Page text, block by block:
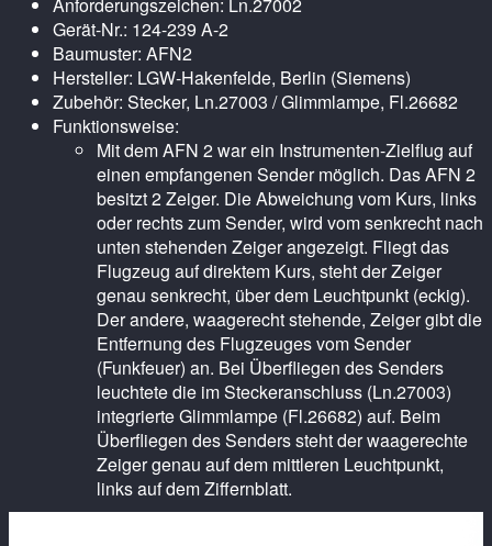
Anforderungszeichen: Ln.27002
Gerät-Nr.: 124-239 A-2
Baumuster: AFN2
Hersteller: LGW-Hakenfelde, Berlin (Siemens)
Zubehör: Stecker, Ln.27003 / Glimmlampe, Fl.26682
Funktionsweise:
Mit dem AFN 2 war ein Instrumenten-Zielflug auf
einen empfangenen Sender möglich. Das AFN 2
besitzt 2 Zeiger. Die Abweichung vom Kurs, links
oder rechts zum Sender, wird vom senkrecht nach
unten stehenden Zeiger angezeigt. Fliegt das
Flugzeug auf direktem Kurs, steht der Zeiger
genau senkrecht, über dem Leuchtpunkt (eckig).
Der andere, waagerecht stehende, Zeiger gibt die
Entfernung des Flugzeuges vom Sender
(Funkfeuer) an. Bei Überfliegen des Senders
leuchtete die im Steckeranschluss (Ln.27003)
integrierte Glimmlampe (Fl.26682) auf. Beim
Überfliegen des Senders steht der waagerechte
Zeiger genau auf dem mittleren Leuchtpunkt,
links auf dem Ziffernblatt.